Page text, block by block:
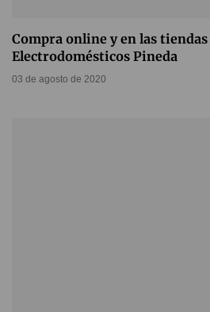
Compra online y en las
Electrodomésticos Pineda
03 de agosto de 2020